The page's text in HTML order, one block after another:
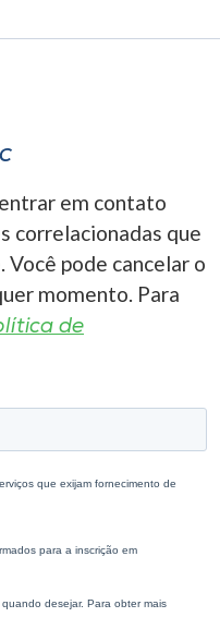
em contato
correlacionadas que
pode cancelar o
momento. Para
de